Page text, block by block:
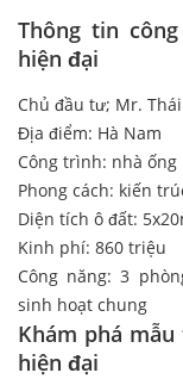
Thông tin
hiện đại
Chủ đầu tư; Mr. Thái
Địa điểm: Hà Nam
Công trình: nhà
Phong cách: kiến
Diện tích ô đất:
Kinh phí: 860 triệu
Công năng: 3
sinh hoạt chung
Khám phá
hiện đại